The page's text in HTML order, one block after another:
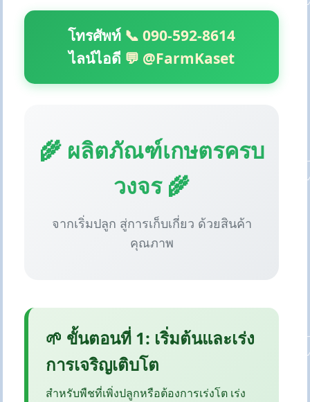
โทรศัพท์ 📞 090-592-8614
ไลน์ไอดี 💬 @FarmKaset
🌾 ผลิตภัณฑ์เกษตรครบ
วงจร 🌾
จากเริ่มปลูก สู่การเก็บเกี่ยว ด้วยสินค้า
คุณภาพ
🌱 ขั้นตอนที่ 1: เริ่มต้นและเร่ง
การเจริญเติบโต
สำหรับพืชที่เพิ่งปลูกหรือต้องการเร่งโต เร่ง